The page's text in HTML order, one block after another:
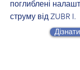
поглиблені
струму від ZUBR I.